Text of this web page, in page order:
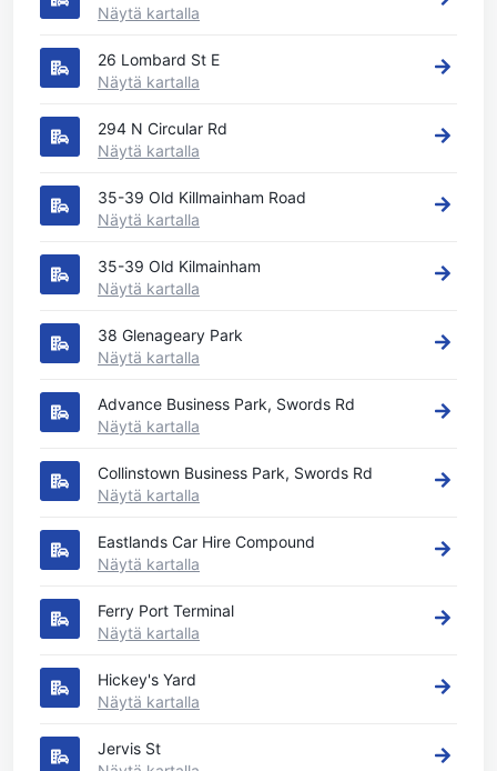
Näytä kartalla
26 Lombard St E
Näytä kartalla
294 N Circular Rd
Näytä kartalla
35-39 Old Killmainham Road
Näytä kartalla
35-39 Old Kilmainham
Näytä kartalla
38 Glenageary Park
Näytä kartalla
Advance Business Park, Swords Rd
Näytä kartalla
Collinstown Business Park, Swords Rd
Näytä kartalla
Eastlands Car Hire Compound
Näytä kartalla
Ferry Port Terminal
Näytä kartalla
Hickey's Yard
Näytä kartalla
Jervis St